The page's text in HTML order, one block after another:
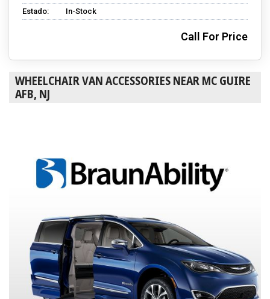
Estado:
In-Stock
Call For Price
WHEELCHAIR VAN ACCESSORIES NEAR MC GUIRE
AFB, NJ